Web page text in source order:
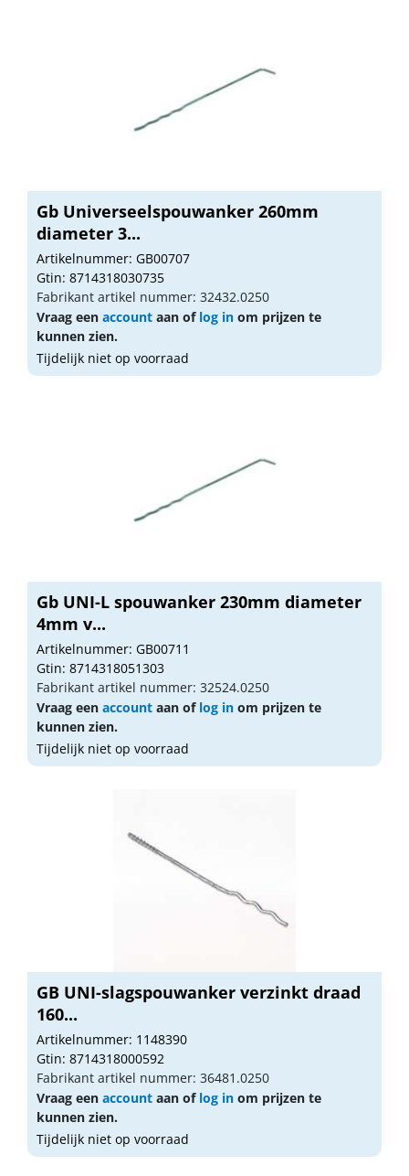
Gb Universeelspouwanker 260mm
diameter 3...
Artikelnummer: GB00707
Gtin: 8714318030735
Fabrikant artikel nummer: 32432.0250
Vraag een account aan of log in om prijzen te
kunnen zien.
Tijdelijk niet op voorraad
Gb UNI-L spouwanker 230mm diameter
4mm v...
Artikelnummer: GB00711
Gtin: 8714318051303
Fabrikant artikel nummer: 32524.0250
Vraag een account aan of log in om prijzen te
kunnen zien.
Tijdelijk niet op voorraad
GB UNI-slagspouwanker verzinkt draad
160...
Artikelnummer: 1148390
Gtin: 8714318000592
Fabrikant artikel nummer: 36481.0250
Vraag een account aan of log in om prijzen te
kunnen zien.
Tijdelijk niet op voorraad